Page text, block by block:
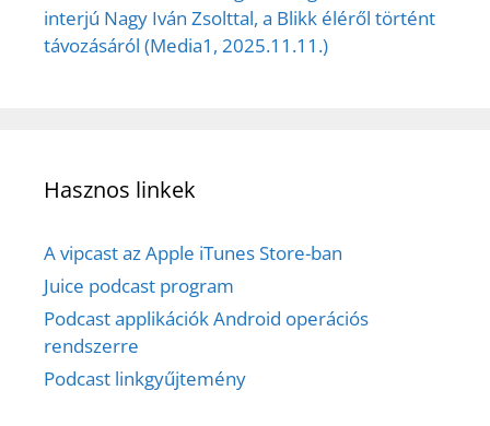
interjú Nagy Iván Zsolttal, a Blikk éléről történt
távozásáról (Media1, 2025.11.11.)
Hasznos linkek
A vipcast az Apple iTunes Store-ban
Juice podcast program
Podcast applikációk Android operációs
rendszerre
Podcast linkgyűjtemény